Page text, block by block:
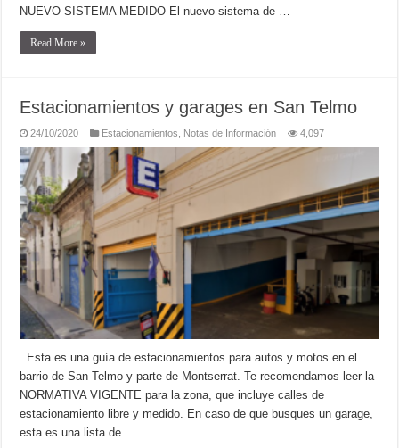
NUEVO SISTEMA MEDIDO El nuevo sistema de …
Read More »
Estacionamientos y garages en San Telmo
24/10/2020 Estacionamientos Notas de Información 4,097
. Esta es una guía de estacionamientos para autos y motos en el
barrio de San Telmo y parte de Montserrat. Te recomendamos leer la
NORMATIVA VIGENTE para la zona, que incluye calles de
estacionamiento libre y medido. En caso de que busques un garage,
esta es una lista de …